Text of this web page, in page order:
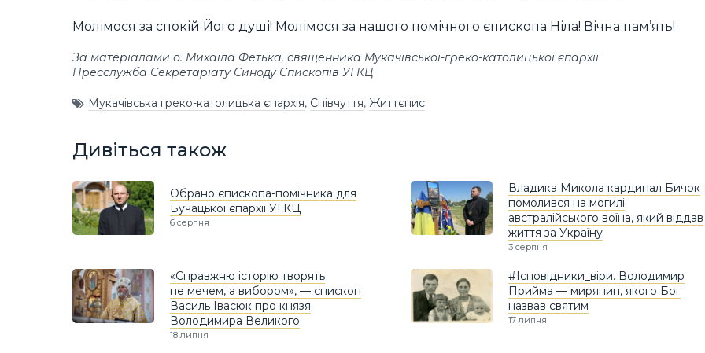
Молімося за спокій Його душі! Молімося за нашого помічного єпископа Ніла! Вічна пам’ять!
За матеріалами о. Михаїла Фетька, священника Мукачівської-греко-католицької єпархії
Пресслужба Секретаріату Синоду Єпископів УГКЦ
Мукачівська греко-католицька єпархія, Співчуття, Життєпис
Дивіться також
Обрано єпископа-помічника для
Бучацької єпархії УГКЦ
6 серпня
Владика Микола кардинал Бичок
помолився на могилі
австралійського воїна, який віддав
життя за Україну
3 серпня
«Справжню історію творять
не мечем, а вибором», — єпископ
Василь Івасюк про князя
Володимира Великого
18 липня
#Ісповідники_віри. Володимир
Прийма — мирянин, якого Бог
назвав святим
17 липня